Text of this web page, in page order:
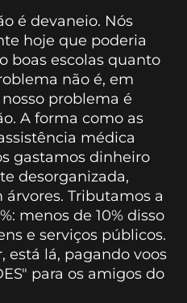
é devaneio. Nós
hoje que poderia
boas escolas quanto
não é, em
problema é
A forma como as
médica
gastamos dinheiro
desorganizada,
Tributamos a
menos de 10% disso
e serviços públicos.
está lá, pagando voos
para os amigos do